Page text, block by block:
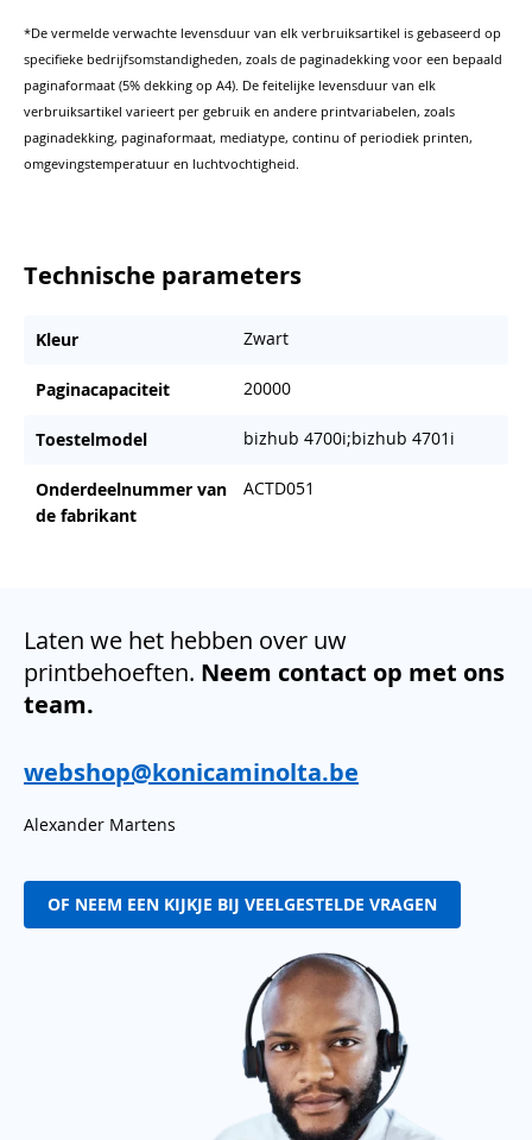
*De vermelde verwachte levensduur van elk verbruiksartikel is gebaseerd op
specifieke bedrijfsomstandigheden, zoals de paginadekking voor een bepaald
paginaformaat (5% dekking op A4). De feitelijke levensduur van elk
verbruiksartikel varieert per gebruik en andere printvariabelen, zoals
paginadekking, paginaformaat, mediatype, continu of periodiek printen,
omgevingstemperatuur en luchtvochtigheid.
Technische parameters
Kleur Zwart
Paginacapaciteit 20000
Toestelmodel bizhub 4700i;bizhub 4701i
Onderdeelnummer van
de fabrikant
ACTD051
Laten we het hebben over uw
printbehoeften. Neem contact op met ons
team.
webshop@konicaminolta.be
Alexander Martens
OF NEEM EEN KIJKJE BIJ VEELGESTELDE VRAGEN